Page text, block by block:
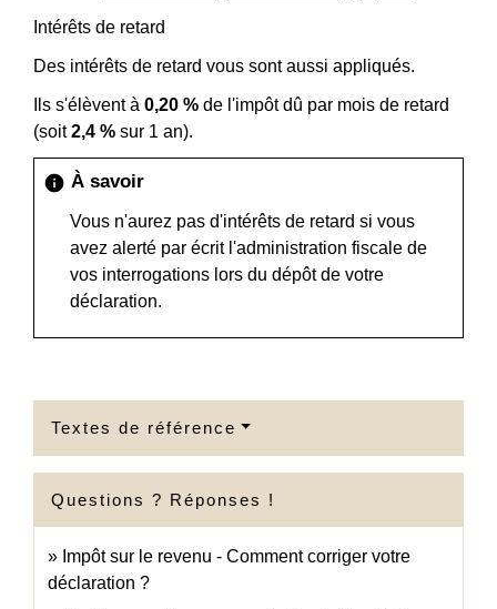
Intérêts de retard
Des intérêts de retard vous sont aussi appliqués.
Ils s'élèvent à 0,20 % de l'impôt dû par mois de retard
(soit2,4 % sur 1 an).
info À savoir
Vous n'aurez pas d'intérêts de retard si vous
avez alerté par écrit l'administration fiscale de
vos interrogations lors du dépôt de votre
déclaration.
Textes de référence
Questions ? Réponses !
Impôt sur le revenu - Comment corriger votre
déclaration ?